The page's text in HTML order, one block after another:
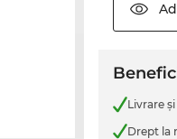
Livrare
Drept la